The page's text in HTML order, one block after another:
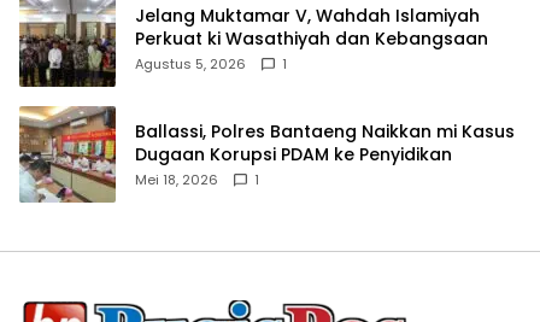
Jelang Muktamar V, Wahdah Islamiyah
Perkuat ki Wasathiyah dan Kebangsaan
Agustus 5, 2026 1
Ballassi, Polres Bantaeng Naikkan mi Kasus
Dugaan Korupsi PDAM ke Penyidikan
Mei 18, 2026 1